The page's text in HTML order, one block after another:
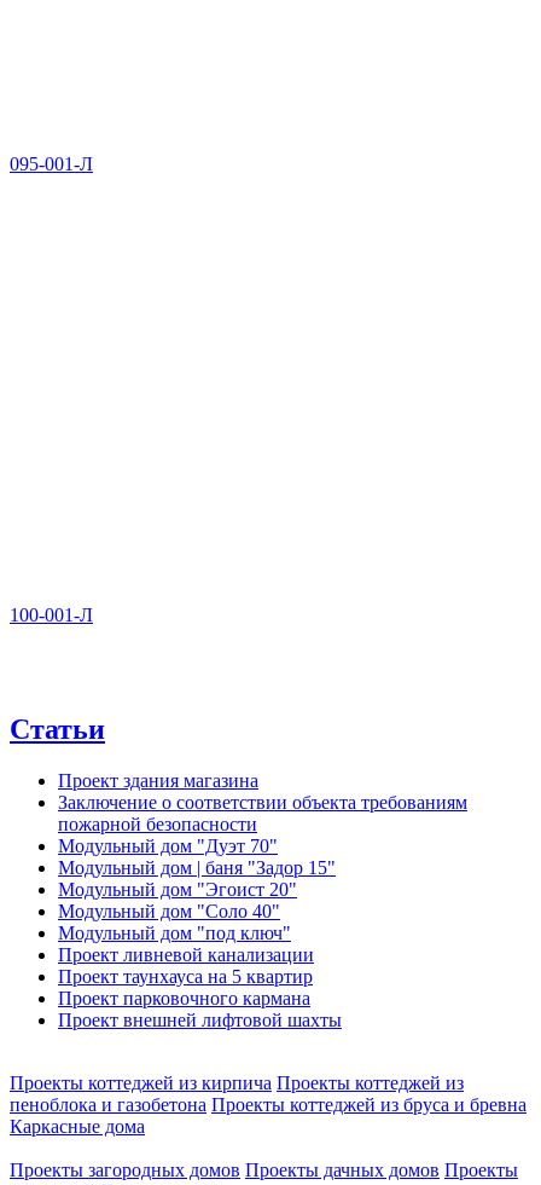
095-001-Л
100-001-Л
Статьи
Проект здания магазина
Заключение о соответствии объекта требованиям
пожарной безопасности
Модульный дом "Дуэт 70"
Модульный дом | баня "Задор 15"
Модульный дом "Эгоист 20"
Модульный дом "Соло 40"
Модульный дом "под ключ"
Проект ливневой канализации
Проект таунхауса на 5 квартир
Проект парковочного кармана
Проект внешней лифтовой шахты
Проекты коттеджей из кирпича Проекты коттеджей из
пеноблока и газобетона Проекты коттеджей из бруса и бревна
Каркасные дома
Проекты загородных домов Проекты дачных домов Проекты